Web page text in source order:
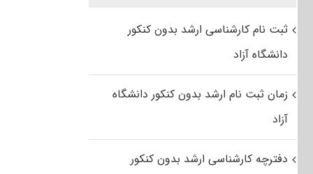
ثبت نام کارشناسی ارشد بدون کنکور
دانشگاه آزاد
زمان ثبت نام ارشد بدون کنکور دانشگاه
آزاد
دفترچه کارشناسی ارشد بدون کنکور